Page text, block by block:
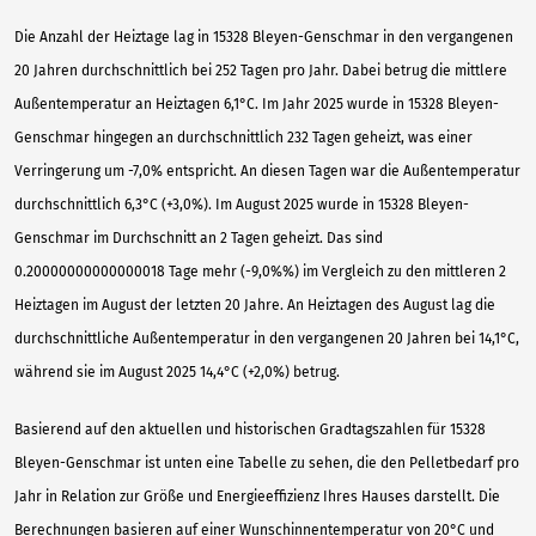
Die Anzahl der Heiztage lag in 15328 Bleyen-Genschmar in den vergangenen
20 Jahren durchschnittlich bei 252 Tagen pro Jahr. Dabei betrug die mittlere
Außentemperatur an Heiztagen 6,1°C. Im Jahr 2025 wurde in 15328 Bleyen-
Genschmar hingegen an durchschnittlich 232 Tagen geheizt, was einer
Verringerung um -7,0% entspricht. An diesen Tagen war die Außentemperatur
durchschnittlich 6,3°C (+3,0%). Im August 2025 wurde in 15328 Bleyen-
Genschmar im Durchschnitt an 2 Tagen geheizt. Das sind
0.20000000000000018 Tage mehr (-9,0%%) im Vergleich zu den mittleren 2
Heiztagen im August der letzten 20 Jahre. An Heiztagen des August lag die
durchschnittliche Außentemperatur in den vergangenen 20 Jahren bei 14,1°C,
während sie im August 2025 14,4°C (+2,0%) betrug.
Basierend auf den aktuellen und historischen Gradtagszahlen für 15328
Bleyen-Genschmar ist unten eine Tabelle zu sehen, die den Pelletbedarf pro
Jahr in Relation zur Größe und Energieeffizienz Ihres Hauses darstellt. Die
Berechnungen basieren auf einer Wunschinnentemperatur von 20°C und